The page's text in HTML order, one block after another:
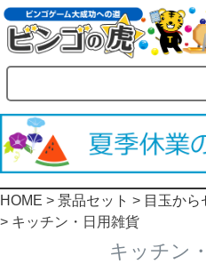
HOME 景品セット
目玉から
キッチン・日用雑貨
キッチン